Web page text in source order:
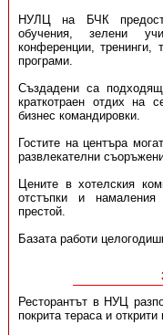
НУЛЦ на БЧК
обучения, зелени
конференции, тренинги,
програми.
Създадени са
краткотраен отдих на
бизнес командировки.
Гостите на центъра
развлекателни
Цените в хотелския
отстъпки и
престой.
Базата работи
Ресторантът в НУЦ
покрита тераса и